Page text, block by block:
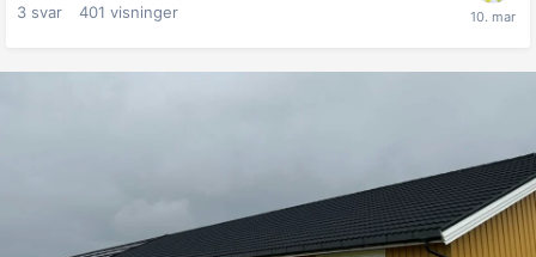
3 svar 401 visninger